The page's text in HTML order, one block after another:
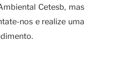
Cetesb, mas
nos e realize uma